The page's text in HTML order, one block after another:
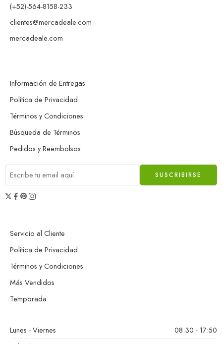
(+52)-564-8158-233
clientes@mercadeale.com
mercadeale.com
Información de Entregas
Política de Privacidad
Términos y Condiciones
Búsqueda de Términos
Pedidos y Reembolsos
Servicio al Cliente
Política de Privacidad
Términos y Condiciones
Más Vendidos
Temporada
Lunes - Viernes
08:30 - 17:50